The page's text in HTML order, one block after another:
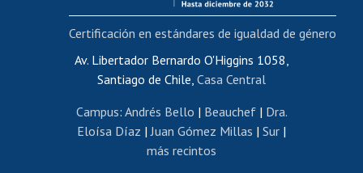
Bienestar del personal
Portal de movilidad interna
Certificado de renta
Certificado de renta honorarios
Editar páginas blancas
Extranjeras/os
Av. Libertador Bernardo O'Higgins 1058,
Santiago de Chile, Casa Central
Campus: Andrés Bello | Beauchef| Dra.
Eloísa Díaz |Juan Gómez Millas | Sur |
más recintos
Certificación en estándares de igualdad de género